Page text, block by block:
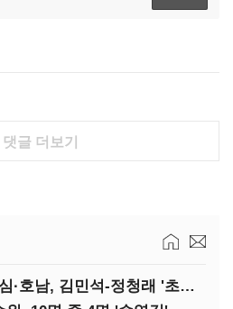
댓글 더보기
(정기여론조사)②당심·호남, 김민석-정청래 '초접전'